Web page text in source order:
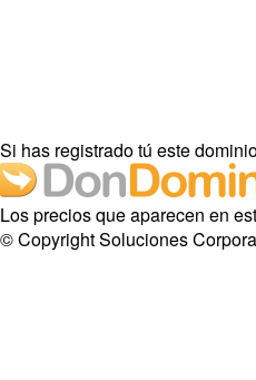
Si has registrado tú este
Los precios que aparecen en
© Copyright Soluciones